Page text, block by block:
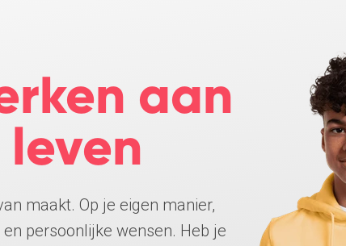
aan
maakt. Op je eigen manier,
persoonlijke wensen. Heb je